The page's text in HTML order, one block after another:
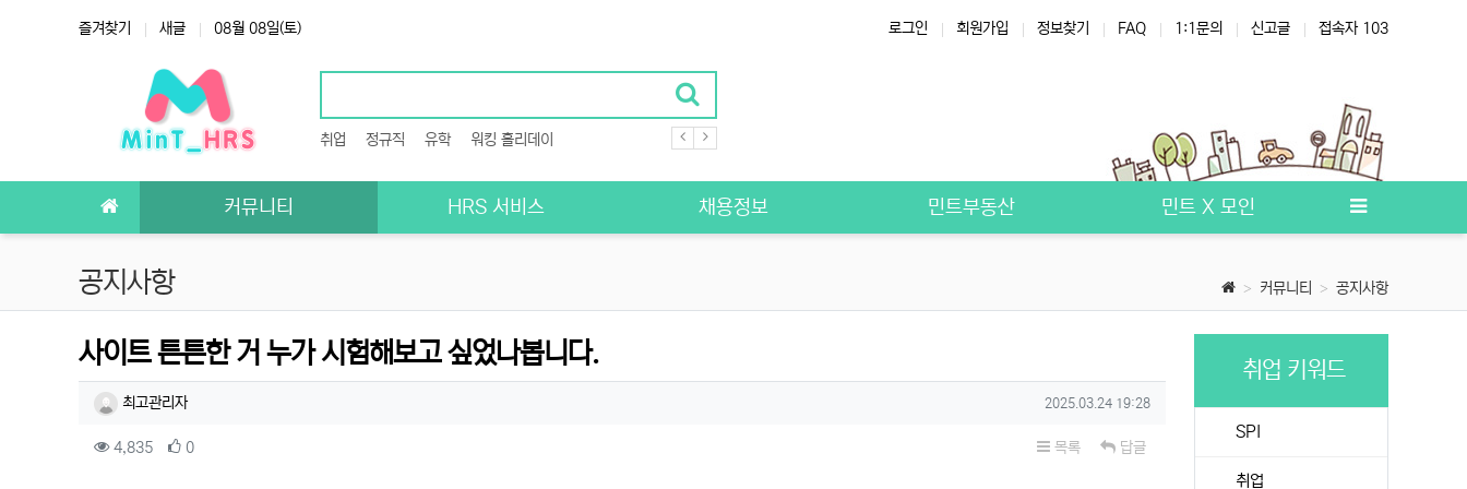
상단 네비즐겨찾기 새글 08월 08일(토) 로그인 회원가입 정보찾기 FAQ 1:1문의 신고글 접속자 103
취업 정규직 유학 워킹 홀리데이
커뮤니티 HRS 서비스 채용정보 민트부동산 민트 X 모인
공지사항 커뮤니티 공지사항
사이트 튼튼한 거 누가 시험해보고 싶었나봅니다.
작성자 정보
최고관리자작성 작성일
2025.03.24 19:28
컨텐츠 정보
4,835조회 0추천 목록 답글
취업 키워드
SPI
취업